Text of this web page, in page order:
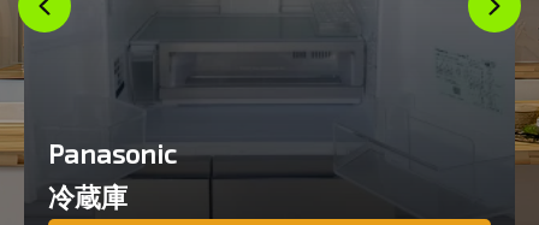
Panasonic
冷蔵庫